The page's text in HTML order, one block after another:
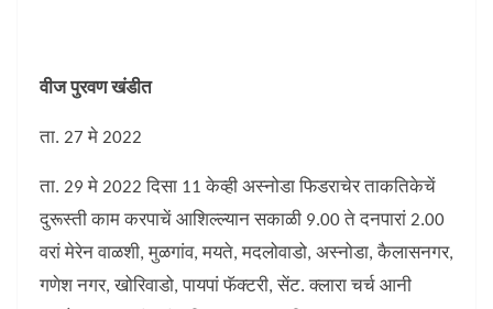
वीज पुरवण खंडीत
ता. 27 मे 2022
ता. 29 मे 2022 दिसा 11 केव्ही अस्नोडा फिडराचेर ताकतिकेचें
दुरूस्ती काम करपाचें आशिल्ल्यान सकाळी 9.00 ते दनपारां 2.00
वरां मेरेन वाळशी, मुळगांव, मयते, मदलोवाडो, अस्नोडा, कैलासनगर,
गणेश नगर, खोरिवाडो, पायपां फॅक्टरी, सेंट. क्लारा चर्च आनी